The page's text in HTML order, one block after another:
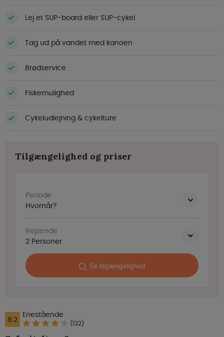
Lej et SUP-board eller SUP-cykel
Tag ud på vandet med kanoen
Brødservice
Fiskemulighed
Cykeludlejning & cykelture
Tilgængelighed og priser
Periode
Hvornår?
Rejsende
2 Personer
Se tilgængelighed
8.2 Enestående
(132)